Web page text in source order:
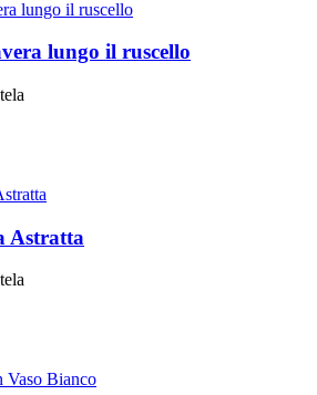
lungo il ruscello
Astratta